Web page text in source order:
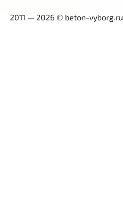
2011 — 2026 © beton-vyborg.ru